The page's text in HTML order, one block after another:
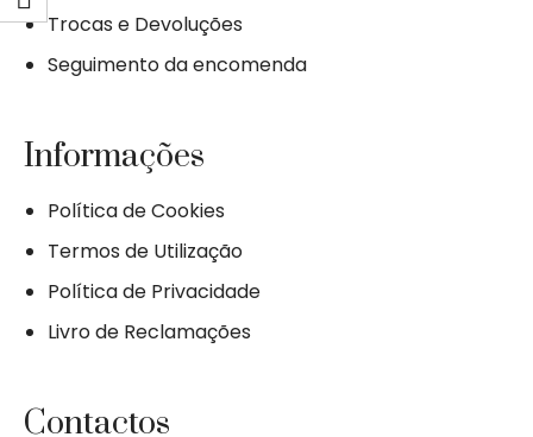
Trocas e Devoluções
Seguimento da encomenda
Informações
Política de Cookies
Termos de Utilização
Política de Privacidade
Livro de Reclamações
Contactos